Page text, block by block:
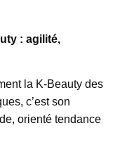
: agilité,
la K-Beauty des
c’est son
orienté tendance